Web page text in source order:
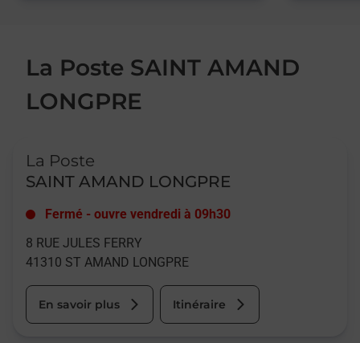
La Poste SAINT AMAND
LONGPRE
La Poste
SAINT AMAND LONGPRE
Fermé - ouvre vendredi à 09h30
8 RUE JULES FERRY
41310 ST AMAND LONGPRE
En savoir plus Itinéraire